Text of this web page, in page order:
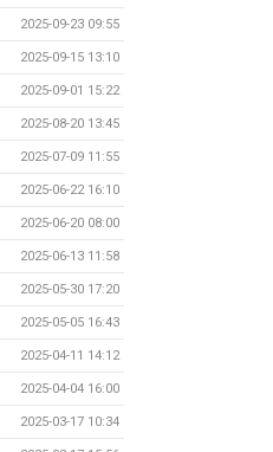
2025-09-23 09:55
2025-09-15 13:10
2025-09-01 15:22
2025-08-20 13:45
2025-07-09 11:55
2025-06-22 16:10
2025-06-20 08:00
2025-06-13 11:58
2025-05-30 17:20
2025-05-05 16:43
2025-04-11 14:12
2025-04-04 16:00
2025-03-17 10:34